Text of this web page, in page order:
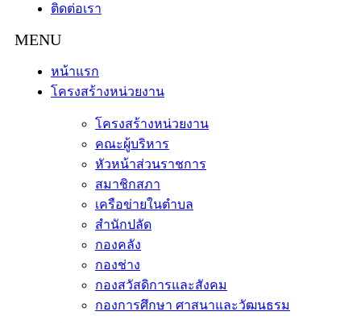
ติดต่อเรา
หน้าแรก
โครงสร้างหน่วยงาน
โครงสร้างหน่วยงาน
คณะผู้บริหาร
หัวหน้าส่วนราชการ
สมาชิกสภา
เครือข่ายในตำบล
สำนักปลัด
กองคลัง
กองช่าง
กองสวัสดิการและสังคม
กองการศึกษา ศาสนาและวัฒนธรม